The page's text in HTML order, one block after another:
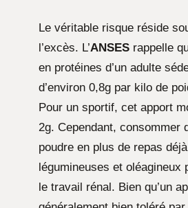
Le véritable risque réside
l’excès. L’ANSES rappelle
en protéines d’un adulte
d’environ 0,8g par kilo de
Pour un sportif, cet apport
2g. Cependant, consommer
poudre en plus de repas
légumineuses et oléagineux
le travail rénal. Bien qu’un